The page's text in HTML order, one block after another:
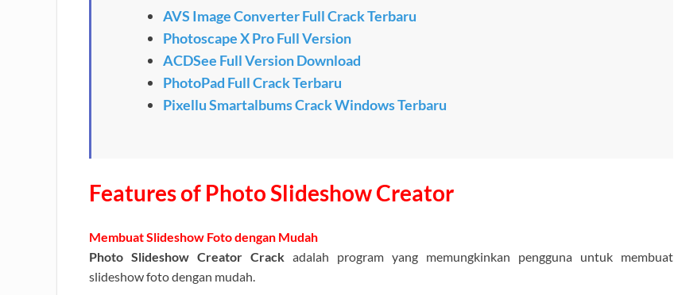
AVS Image Converter Full Crack Terbaru
Photoscape X Pro Full Version
ACDSee Full Version Download
PhotoPad Full Crack Terbaru
Pixellu Smartalbums Crack Windows Terbaru
Features of Photo Slideshow Creator
Membuat Slideshow Foto dengan Mudah
Photo Slideshow Creator Crack adalah program yang memungkinkan pengguna untuk membuat
slideshow foto dengan mudah.